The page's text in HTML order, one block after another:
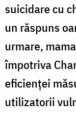
suicidare cu
un răspuns
urmare,
împotriva
eficienței
utilizatorii